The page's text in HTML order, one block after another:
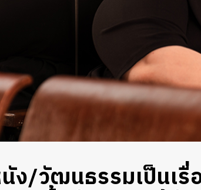
ง/วัฒนธรรมเป็นเ